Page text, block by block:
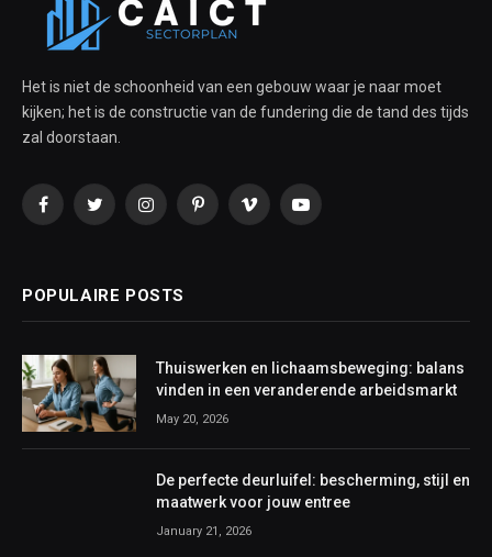
Het is niet de schoonheid van een gebouw waar je naar moet
kijken; het is de constructie van de fundering die de tand des tijds
zal doorstaan.
FacebookTwitterInstagramPinterestVimeo YouTube
POPULAIRE POSTS
Thuiswerken en lichaamsbeweging: balans
vinden in een veranderende arbeidsmarkt
May 20, 2026
De perfecte deurluifel: bescherming, stijl en
maatwerk voor jouw entree
January 21, 2026